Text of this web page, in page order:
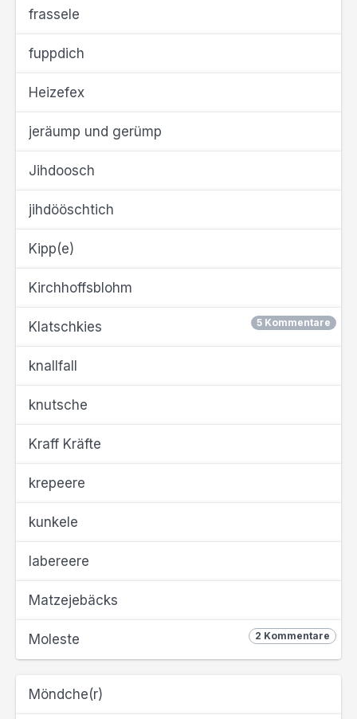
frassele
fuppdich
Heizefex
jeräump und gerümp
Jihdoosch
jihdööschtich
Kipp(e)
Kirchhoffsblohm
5 Kommentare
Klatschkies
knallfall
knutsche
Kraff Kräfte
krepeere
kunkele
labereere
Matzejebäcks
2 Kommentare
Moleste
Möndche(r)